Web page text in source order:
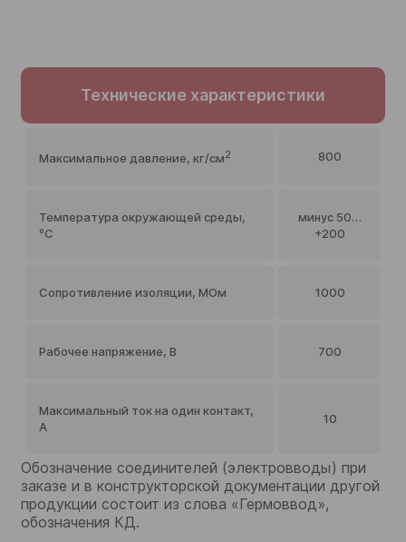
Технические характеристики
Максимальное давление, кг/см2 800
Температура окружающей среды,
ºС
минус 50…
+200
Сопротивление изоляции, МОм 1000
Рабочее напряжение, В 700
Максимальный ток на один контакт,
А
10
Обозначение соединителей (электровводы) при
заказе и в конструкторской документации другой
продукции состоит из слова «Гермоввод»,
обозначения КД.